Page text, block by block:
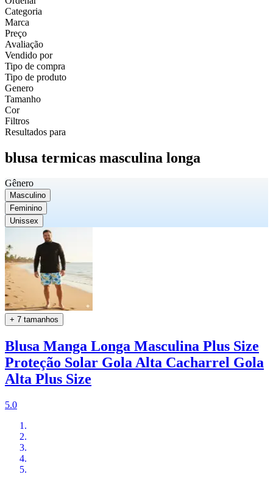
Categoria
Marca
Preço
Avaliação
Vendido por
Tipo de compra
Tipo de produto
Genero
Tamanho
Cor
Filtros
Resultados para
blusa termicas masculina longa
Gênero
Masculino
Feminino
Unissex
+ 7 tamanhos
Blusa Manga Longa Masculina Plus Size
Proteção Solar Gola Alta Cacharrel Gola
Alta Plus Size
5.0